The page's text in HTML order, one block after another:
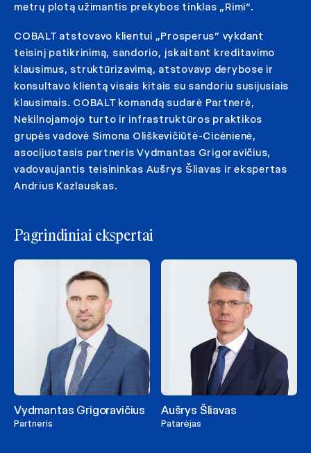
metrų plotą užimantis prekybos tinklas „Rimi“.
COBALT atstovavo klientui „Prosperus” vykdant
teisinį patikrinimą, sandorio, įskaitant kreditavimo
klausimus, struktūrizavimą, atstovavp derybose ir
konsultavo klientą visais kitais su sandoriu susijusiais
klausimais. COBALT komandą sudarė Partnerė,
Nekilnojamojo turto ir infrastruktūros praktikos
grupės vadovė Simona Oliškevičiūtė-Cicėnienė,
asocijuotasis partneris Vydmantas Grigoravičius,
vadovaujantis teisininkas Aušrys Šliavas ir ekspertas
Andrius Kazlauskas.
Pagrindiniai ekspertai
Vydmantas Grigoravičius
Partneris
Aušrys Šliavas
Patarėjas